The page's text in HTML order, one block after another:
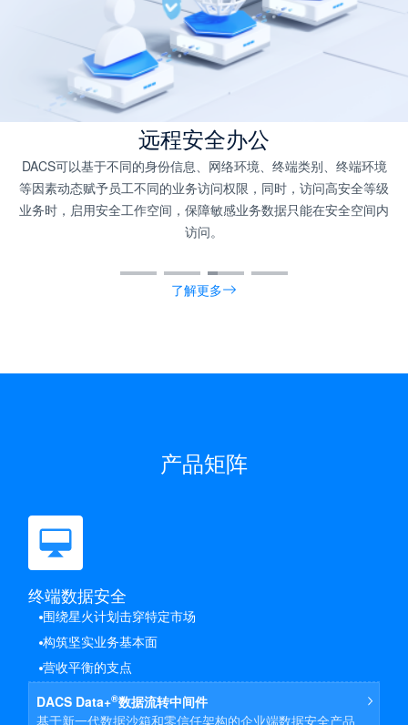
远程安全办公
DACS可以基于不同的身份信息、网络环境、终端类别、终端环境
等因素动态赋予员工不同的业务访问权限，同时，访问高安全等级
业务时，启用安全工作空间，保障敏感业务数据只能在安全空间内
访问。
了解更多
产品矩阵
终端数据安全
围绕星火计划击穿特定市场
构筑坚实业务基本面
营收平衡的支点
DACS Data+®数据流转中间件
基于新一代数据沙箱和零信任架构的企业端数据安全产品